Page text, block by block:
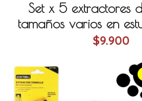
Set x 5 extractores
tamaños varios en
$9.900